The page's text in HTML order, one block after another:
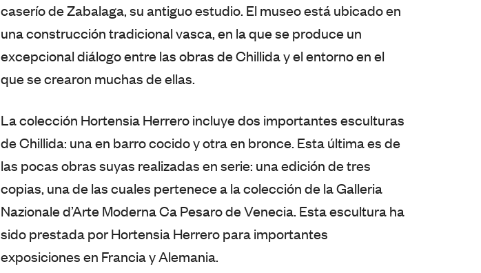
caserío de Zabalaga, su antiguo estudio. El museo está ubicado en
una construcción tradicional vasca, en la que se produce un
excepcional diálogo entre las obras de Chillida y el entorno en el
que se crearon muchas de ellas.
La colección Hortensia Herrero incluye dos importantes esculturas
de Chillida: una en barro cocido y otra en bronce. Esta última es de
las pocas obras suyas realizadas en serie: una edición de tres
copias, una de las cuales pertenece a la colección de la Galleria
Nazionale d’Arte Moderna Ca Pesaro de Venecia. Esta escultura ha
sido prestada por Hortensia Herrero para importantes
exposiciones en Francia y Alemania.